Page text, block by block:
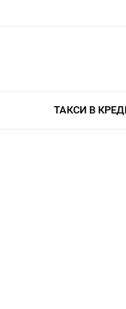
ТАКСИ В